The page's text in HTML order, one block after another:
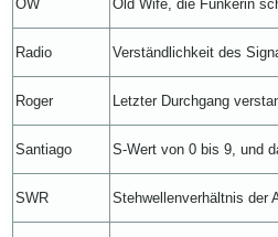
OW Old Wife, die Funkerin
Radio Verständlichkeit des
Roger Letzter Durchgang
Santiago S-Wert von 0 bis 9, und
SWR Stehwellenverhältnis der